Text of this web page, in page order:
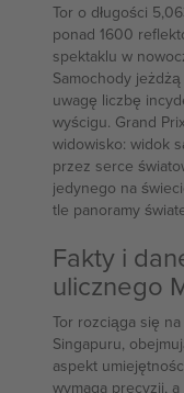
Tor o długości
ponad 1600
spektaklu w
Samochody
uwagę liczbę
wyścigu. Grand
widowisko: widok
przez serce
jedynego na
tle panoramy
Fakty i
ulicznego
Tor rozciąga się
Singapuru,
aspekt
wymaga precyzji,